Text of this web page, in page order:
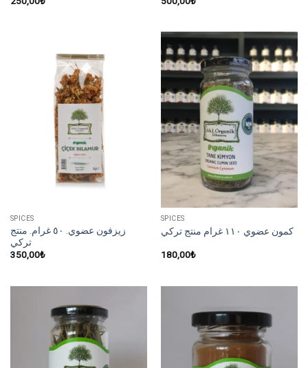
SPICES
زيزفون عضوي. ٥٠ غرام. منتج
تركي
350,00₺
SPICES
كمون عضوي ١١٠ غرام منتج تركي
180,00₺